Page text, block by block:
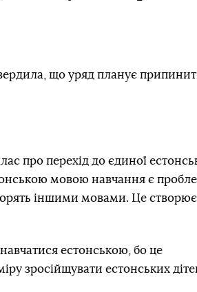
що уряд планує
про перехід до єдиної
мовою навчання є
іншими мовами. Це створює
естонською, бо це
зросійщувати естонських